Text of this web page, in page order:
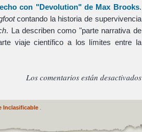
con "Devolution" de Max Brooks.
contando la historia de supervivencia
. La describen como "parte narrativa de
viaje científico a los límites entre la
Los comentarios están desactivados
Inclasificable.